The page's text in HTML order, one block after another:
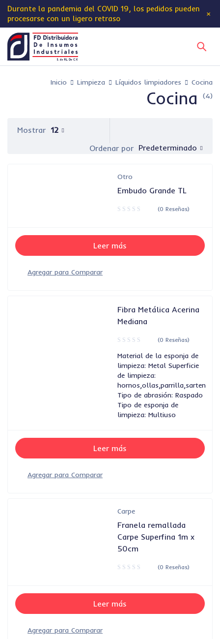
Durante la pandemia del COVID 19, los pedidos pueden
procesarse con un ligero retraso
Inicio Limpieza Líquidos limpiadores Cocina
Cocina (4)
Ordenar por Predeterminado
Mostrar 12
Otro
Embudo Grande TL
(0 Reseñas)
Leer más
Fibra Metálica Acerina
Mediana
(0 Reseñas)
Material de la esponja de
limpieza: Metal Superficie
de limpieza:
hornos,ollas,parrilla,sarten
Tipo de abrasión: Raspado
Tipo de esponja de
limpieza: Multiuso
Leer más
Carpe
Franela remallada
Carpe Superfina 1m x
50cm
(0 Reseñas)
Leer más